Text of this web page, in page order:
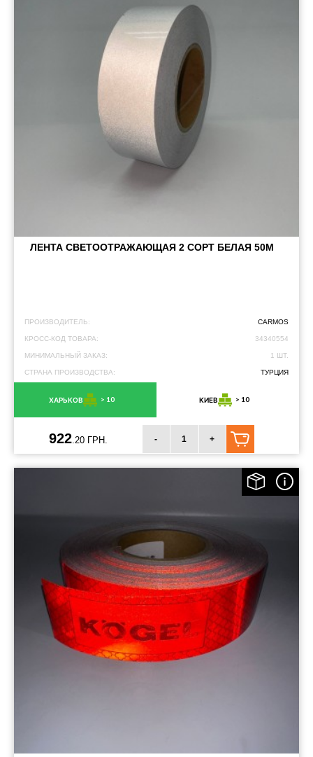
Пневматические соединения
Инструменты
Оснащение прицепов
Автономное отопление и
кондиционировани
Стяжные ремни и тросы
ЛЕНТА СВЕТООТРАЖАЮЩАЯ 2 СОРТ БЕЛАЯ 50М
ПРОИЗВОДИТЕЛЬ: CARMOS
КРОСС-КОД ТОВАРА: 34340554
МИНИМАЛЬНЫЙ ЗАКАЗ: 1 ШТ.
СТРАНА ПРОИЗВОДСТВА: ТУРЦИЯ
ХАРЬКОВ > 10 КИЕВ > 10
922.20 ГРН. - +